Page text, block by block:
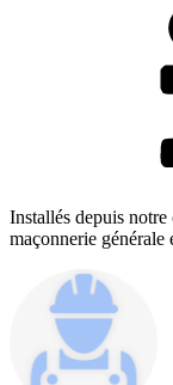
Installés depuis
maçonnerie générale